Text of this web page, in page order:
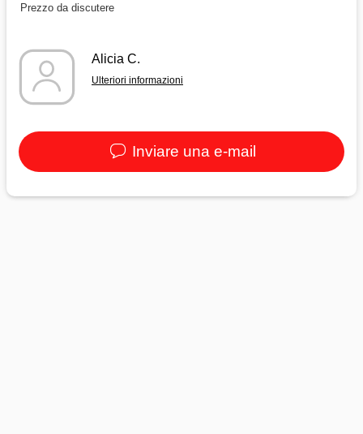
Prezzo da discutere
Alicia C.
Ulteriori informazioni
Inviare una e-mail